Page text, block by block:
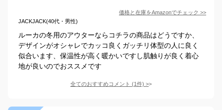
価格と在庫をAmazonでチェック >>
JACKJACK(40代・男性)
ルーカの冬用のアウターならコチラの商品はどうですか、
デザインがオシャレでカッコ良くガッチリ体型の人に良く
似合います、保温性が高く暖かいですし肌触りが良く着心
地が良いのでおススメです
全てのおすすめコメント (1件) >